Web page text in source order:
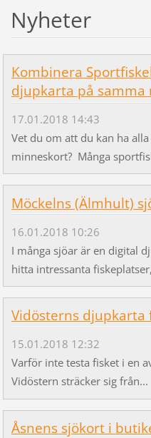
Nyheter
Kombinera
djupkarta på samma
17.01.2018 14:43
Vet du om att du kan ha
minneskort? Många
Möckelns (Älmhult)
16.01.2018 10:26
I många sjöar är en digital
hitta intressanta
Vidösterns
15.01.2018 12:32
Varför inte testa fisket i en
Vidöstern sträcker sig från...
Åsnens sjökort i